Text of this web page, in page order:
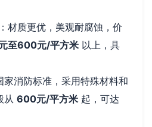
：材质更优，美观耐腐蚀，价
至600元/平方米 以上，具
家消防标准，采用特殊材料和
从 600元/平方米 起，可达